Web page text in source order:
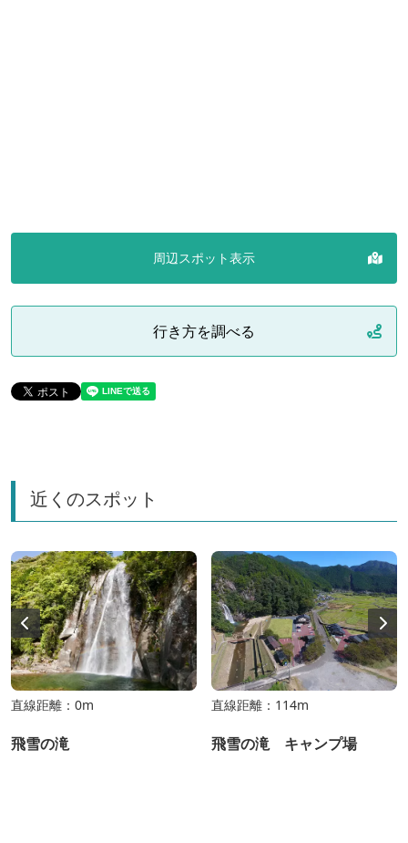
周辺スポット表示
行き方を調べる
近くのスポット
直線距離：0m
飛雪の滝
直線距離：114m
飛雪の滝 キャンプ場